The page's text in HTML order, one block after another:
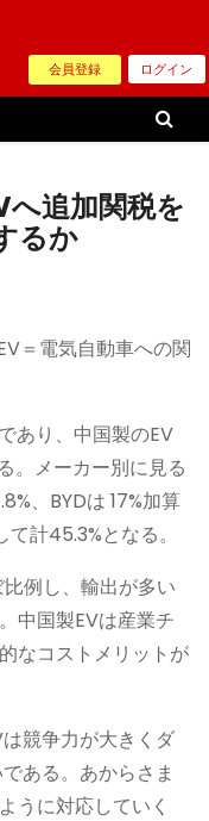
会員登録 ログイン
へ追加関税を
るか
＝電気自動車への関
あり、中国製のEV
。メーカー別に見る
、BYDは 17%加算
計45.3%となる。
例し、輸出が多い
中国製EVは産業チ
なコストメリットが
競争力が大きくダ
ある。あからさま
うに対応していく